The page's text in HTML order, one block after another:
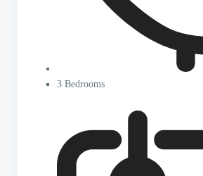
3 Bedrooms